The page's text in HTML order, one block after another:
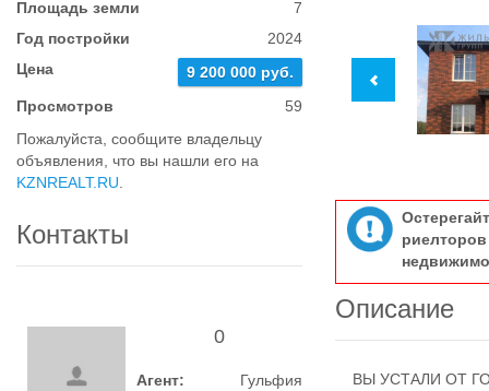
Площадь земли
7
Год постройки
2024
Цена
9 200 000 руб.
Просмотров
59
Пожалуйста, сообщите владельцу
объявления, что вы нашли его на
KZNREALT.RU
Контакты
0
Агент:
Гульфия
Описание
ВЫ УСТАЛИ ОТ